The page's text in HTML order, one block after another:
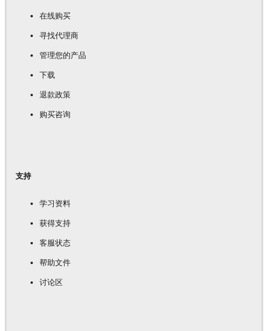
在线购买
寻找代理商
管理您的产品
下载
退款政策
购买咨询
支持
学习资料
获得支持
客服状态
帮助文件
讨论区